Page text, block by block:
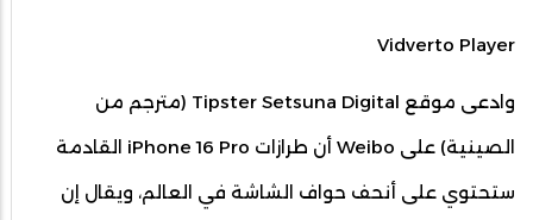
Vidverto Player
وادعى موقع Tipster Setsuna Digital (مترجم من
الصينية) على Weibo أن طرازات iPhone 16 Pro القادمة
ستحتوي على أنحف حواف الشاشة في العالم، ويقال إن